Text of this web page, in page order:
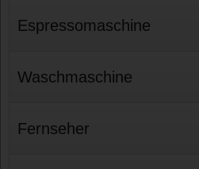
Espressomaschine
Waschmaschine
Fernseher